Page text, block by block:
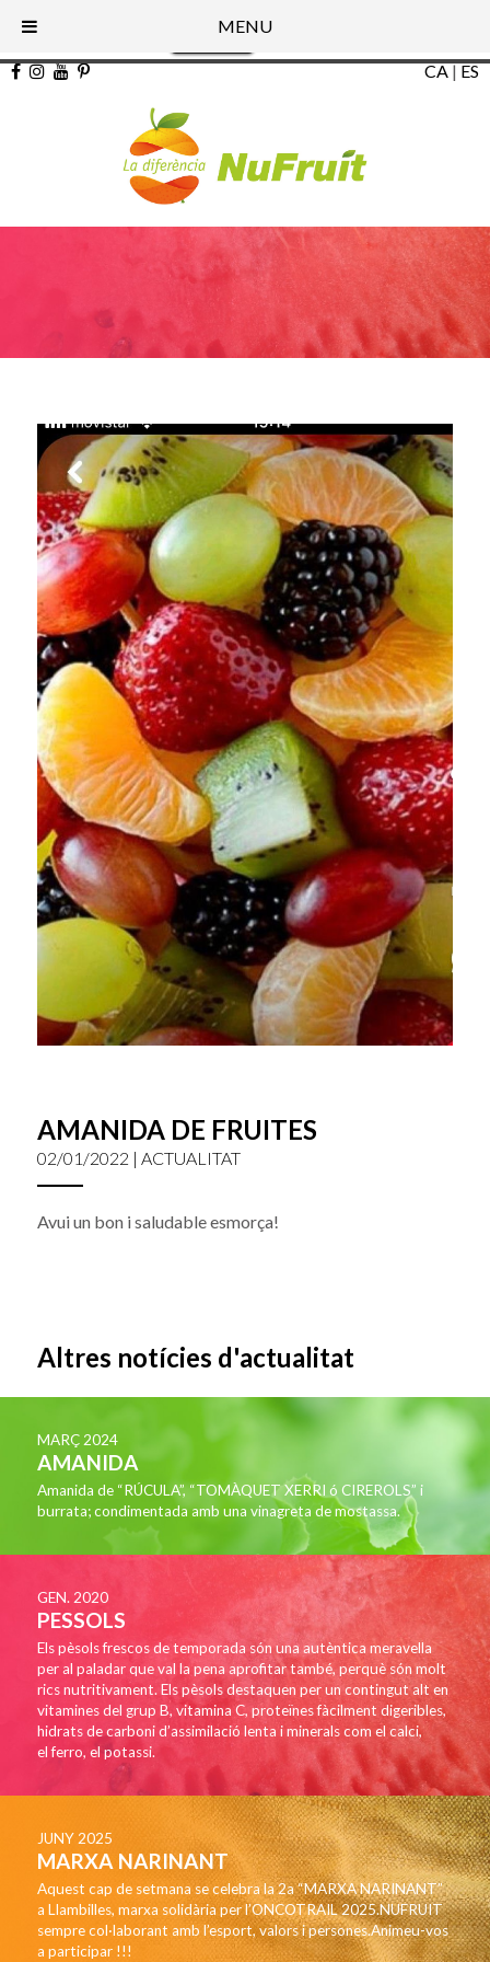
CA|ES
AMANIDA DE FRUITES
02/01/2022 | ACTUALITAT
Avui un bon i saludable esmorça!
Altres notícies d'actualitat
MARÇ 2024
AMANIDA
Amanida de “RÚCULA”, “TOMÀQUET XERRI ó CIREROLS” i
burrata; condimentada amb una vinagreta de mostassa.
GEN. 2020
PESSOLS
Els pèsols frescos de temporada són una autèntica meravella
per al paladar que val la pena aprofitar també, perquè són molt
rics nutritivament. Els pèsols destaquen per un contingut alt en
vitamines del grup B, vitamina C, proteïnes fàcilment digeribles,
hidrats de carboni d’assimilació lenta i minerals com el calci,
el ferro, el potassi.
JUNY 2025
MARXA NARINANT
Aquest cap de setmana se celebra la 2a “MARXA NARINANT”
a Llambilles, marxa solidària per l’ONCOTRAIL 2025.NUFRUIT
sempre col·laborant amb l’esport, valors i persones.Animeu-vos
a participar !!!
Aquest lloc web utilitza cookies per a millorar la seva experiència.
Acceptar
Llegir més
MENU